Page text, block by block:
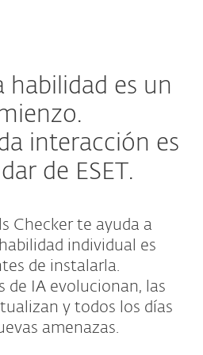
habilidad es un
interacción es
de ESET.
Checker te ayuda a
individual es
de instalarla.
de IA evolucionan, las
y todos los días
amenazas.